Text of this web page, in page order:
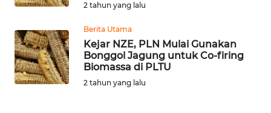
2 tahun yang lalu
Berita Utama
Kejar NZE, PLN Mulai Gunakan
Bonggol Jagung untuk Co-firing
Biomassa di PLTU
2 tahun yang lalu
PAKPAK
WN
KARAWANG